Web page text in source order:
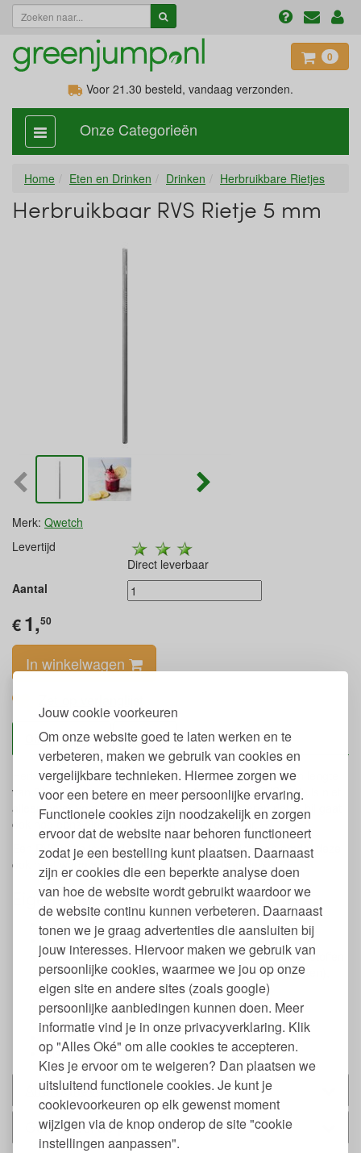
Jouw cookie voorkeuren
Om onze website goed te laten werken en te
verbeteren, maken we gebruik van cookies en
vergelijkbare technieken. Hiermee zorgen we
voor een betere en meer persoonlijke ervaring.
Functionele cookies zijn noodzakelijk en zorgen
ervoor dat de website naar behoren functioneert
zodat je een bestelling kunt plaatsen. Daarnaast
zijn er cookies die een beperkte analyse doen
van hoe de website wordt gebruikt waardoor we
de website continu kunnen verbeteren. Daarnaast
tonen we je graag advertenties die aansluiten bij
jouw interesses. Hiervoor maken we gebruik van
persoonlijke cookies, waarmee we jou op onze
eigen site en andere sites (zoals google)
persoonlijke aanbiedingen kunnen doen. Meer
informatie vind je in onze privacyverklaring. Klik
op "Alles Oké" om alle cookies te accepteren.
Kies je ervoor om te weigeren? Dan plaatsen we
uitsluitend functionele cookies. Je kunt je
cookievoorkeuren op elk gewenst moment
wijzigen via de knop onderop de site "cookie
instellingen aanpassen".
0
Voor 21.30 besteld, vandaag verzonden.
categorie
aan,
Onze Categorieën
Home Eten en Drinken Drinken Herbruikbare Rietjes
Herbruikbaar RVS Rietje 5 mm
Merk: Qwetch
Levertijd
Direct leverbaar
Aantal
€1,50
In winkelwagen
Omschrijving Qwetch
Herbruikbaar RVS Rietje van Qwetch. Het rietje heeft een lengte
van 21,5 cm en een diametere van 0,5 cm. Een RVS rietje is niet
alleen beter voor het milieu dan plastic of papieren rietje, hij gaat
ook nog eens eindeloos mee en is onbreekbaar.
Een RVS rietje is minder geschikt voor hete dranken omdat deze
ook heet/warm wordt en je jezelf kunt verbranden.
Eigenschappen RVS Rietjes Qwetch
1 RVS rietje
Gemaakt van (18/8) RVS
Vrij van hormoonverstorende en andere schadelijke stoffen
zoals BPA, BPS, schadelijke weekmakers (incl. ftalaten),
formaldehyde, PVC en zware metalen
Mag in de vaatwasser
Niet geschikt voor magnetron
Lengte: 21,5 cm
Diameter: 0,5 cm
Alternatieven
Gerelateerde producten